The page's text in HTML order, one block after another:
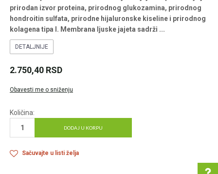
prirodan izvor proteina, prirodnog glukozamina, prirodnog
hondroitin sulfata, prirodne hijaluronske kiseline i prirodnog
kolagena tipa I. Membrana ljuske jajeta sadrži ...
DETALJNIJE
2.750,40 RSD
Obavesti me o sniženju
Količina:
DODAJ U KORPU
Sačuvajte u listi želja